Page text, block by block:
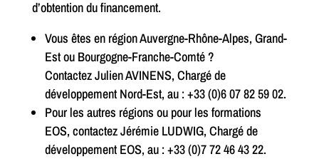
d’obtention du financement.
Vous êtes en région Auvergne-Rhône-Alpes, Grand-
Est ou Bourgogne-Franche-Comté ?
Contactez Julien AVINENS, Chargé de
développement Nord-Est, au : +33 (0)6 07 82 59 02.
Pour les autres régions ou pour les formations
EOS, contactez Jérémie LUDWIG, Chargé de
développement EOS, au : +33 (0)7 72 46 43 22.